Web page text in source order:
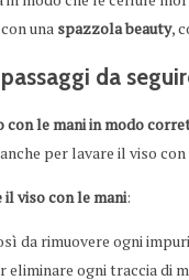
una spazzola beauty,
da
con le mani in modo
per lavare il viso con
viso con le mani:
da rimuovere ogni
eliminare ogni traccia di